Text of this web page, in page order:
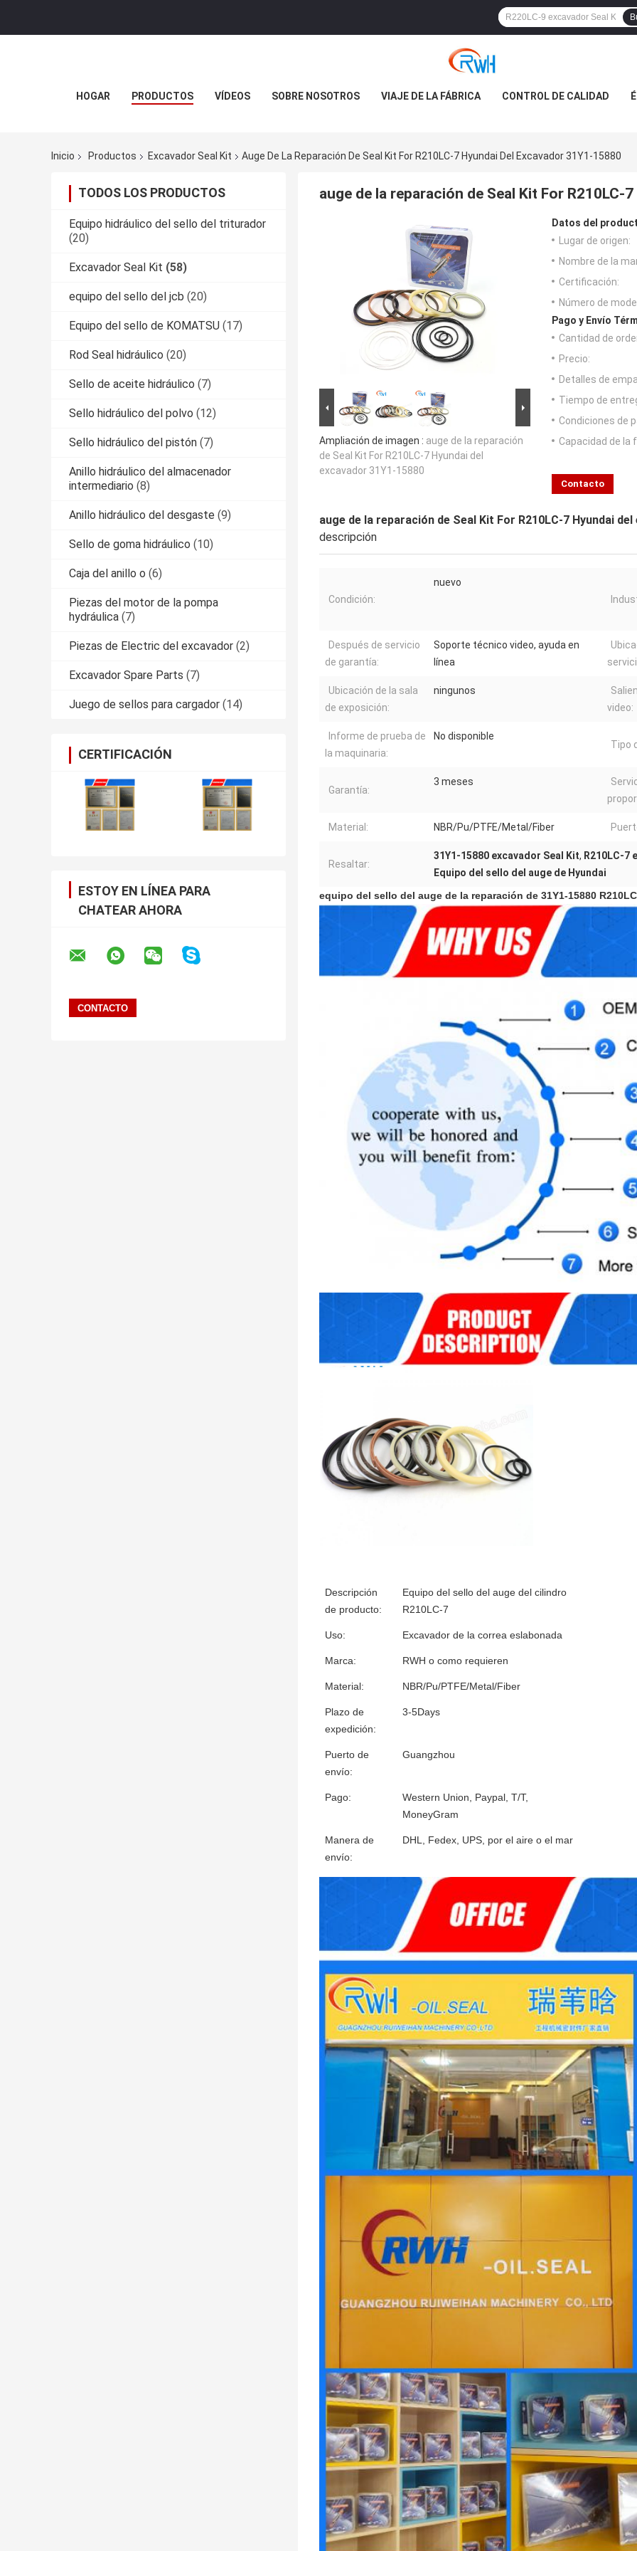
HOGAR PRODUCTOS VÍDEOS SOBRE NOSOTROS VIAJE DE LA FÁBRICA CONTROL DE CALIDAD
Inicio Productos Excavador Seal Kit Auge De La Reparación De Seal Kit For R210LC-7 Hyundai Del Excavador 31Y1-15880
TODOS LOS PRODUCTOS
Equipo hidráulico del sello del triturador
(20)
Excavador Seal Kit (58)
equipo del sello del jcb (20)
Equipo del sello de KOMATSU (17)
Rod Seal hidráulico (20)
Sello de aceite hidráulico (7)
Sello hidráulico del polvo (12)
Sello hidráulico del pistón (7)
Anillo hidráulico del almacenador
intermediario (8)
Anillo hidráulico del desgaste (9)
Sello de goma hidráulico (10)
Caja del anillo o (6)
Piezas del motor de la pompa
hydráulica (7)
Piezas de Electric del excavador (2)
Excavador Spare Parts (7)
Juego de sellos para cargador (14)
CERTIFICACIÓN
ESTOY EN LÍNEA PARA
CHATEAR AHORA
auge de la reparación de Seal Kit For
Ampliación de imagen : auge de la reparación
de Seal Kit For R210LC-7 Hyundai del
excavador 31Y1-15880
Datos del
Lugar de origen:
Nombre de la
Certificación:
Número de
Pago y Envío
Cantidad de
Precio:
Detalles de
Tiempo de
Condiciones de
Capacidad de la
Contacto
auge de la reparación de Seal Kit For R210LC-7 Hyundai
descripción
Condición:
nuevo
Después de servicio
de garantía:
Soporte técnico video, ayuda en
línea
Ubicación de la sala
de exposición:
ningunos
video:
Informe de prueba de
la maquinaria:
No disponible
Tipo
Garantía:
3 meses
Material: NBR/Pu/PTFE/Metal/Fiber
Resaltar:
31Y1-15880 excavador Seal Kit, R210LC-7
Equipo del sello del auge de Hyundai
equipo del sello del auge de la reparación de 31Y1-15880
Descripción
de producto:
Equipo del sello del auge del cilindro
R210LC-7
Uso: Excavador de la correa eslabonada
Marca: RWH o como requieren
Material: NBR/Pu/PTFE/Metal/Fiber
Plazo de
expedición:
3-5Days
Puerto de
envío:
Guangzhou
Pago:
Western Union, Paypal, T/T,
MoneyGram
Manera de
envío:
DHL, Fedex, UPS, por el aire o el mar